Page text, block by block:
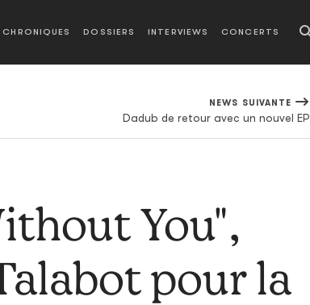
CHRONIQUES DOSSIERS INTERVIEWS CONCERTS
NEWS SUIVANTE
Dadub de retour avec un nouvel EP
You",
pour la